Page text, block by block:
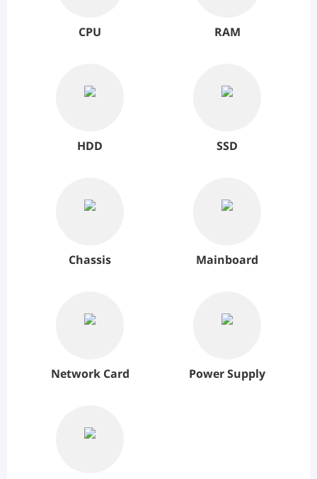
CPU RAM
HDD SSD
Chassis Mainboard
Network Card Power Supply